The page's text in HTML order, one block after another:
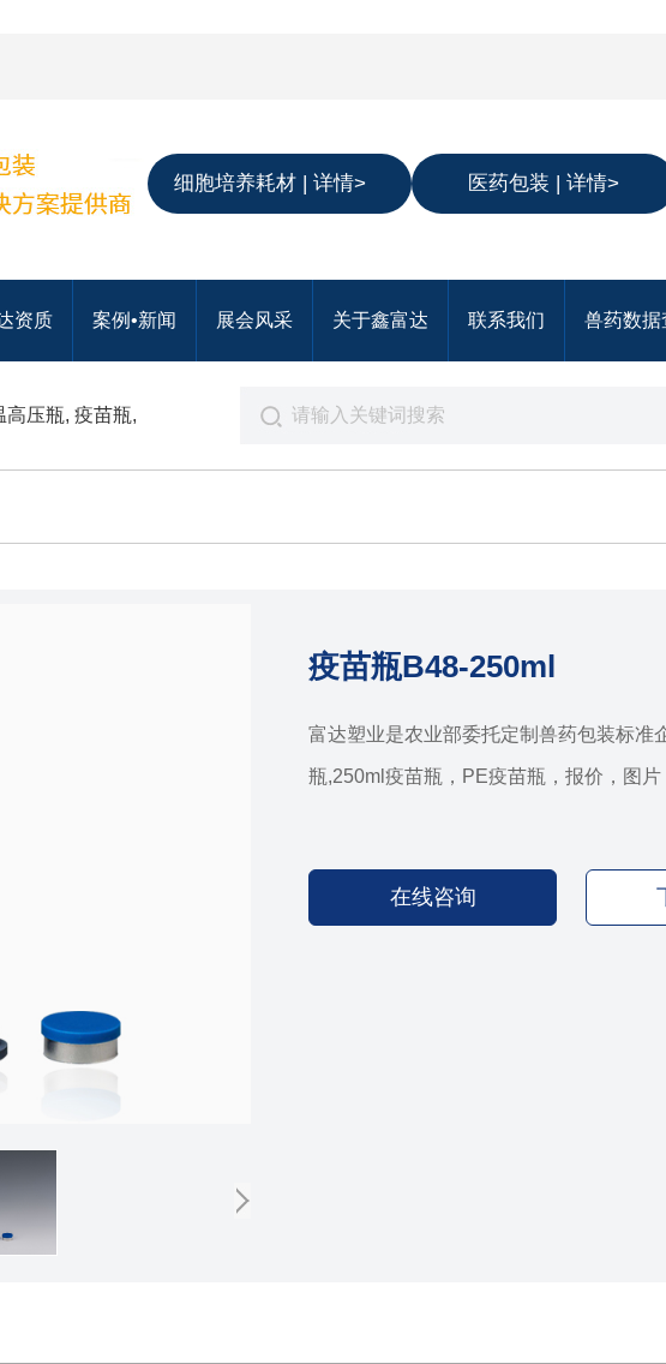
细胞培养耗材 | 详情> 医药包装 | 详情>
资质 案例•新闻 展会风采 关于鑫富达 联系我们 兽药数据
高压瓶, 疫苗瓶,
疫苗瓶B48-250ml
富达塑业是农业部委托定制兽药包装标准
瓶,250ml疫苗瓶，PE疫苗瓶，报价，图
在线咨询